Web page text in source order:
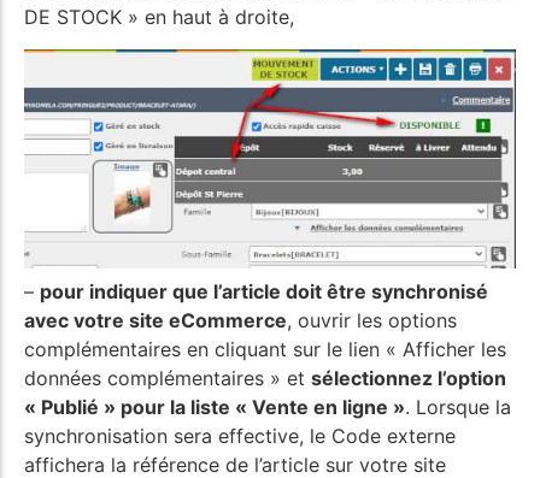
DE STOCK » en haut à droite,
– pour indiquer que l’article doit être synchronisé
avec votre site eCommerce, ouvrir les options
complémentaires en cliquant sur le lien « Afficher les
données complémentaires » et sélectionnez l’option
« Publié » pour la liste « Vente en ligne ». Lorsque la
synchronisation sera effective, le Code externe
affichera la référence de l’article sur votre site